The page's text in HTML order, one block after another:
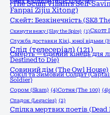
(The Scum Villain's Self-
Fanpai Zijiu Xitong)
Скейт: Безкінечність (SK8
Скинути вежу (Slay the Spire) (1)Скотт
Служба доставки Кікі, юної відьми
Слід (телесеріал) (121)
Смерть — єдиний кінець для
Destined to Die)
Совиний дім (The Owl House)
Сокіл та Зимовий Солдат
Soldier)
Сором (Skam) (4)Сотня (The 100) (4)
Спадок (Legacies) (2)
Спілка мертвих поетів (Dead